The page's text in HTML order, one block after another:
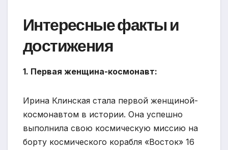
Интересные факты и
достижения
1. Первая женщина-космонавт:
Ирина Клинская стала первой женщиной-
космонавтом в истории. Она успешно
выполнила свою космическую миссию на
борту космического корабля «Восток» 16